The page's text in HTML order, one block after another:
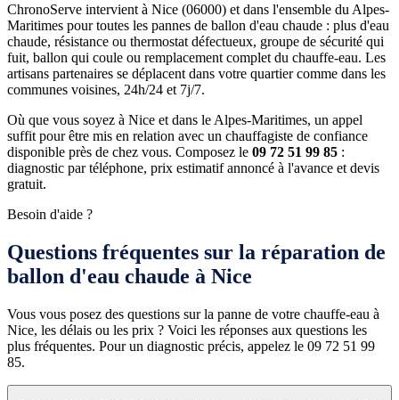
ChronoServe intervient à Nice (06000) et dans l'ensemble du Alpes-
Maritimes pour toutes les pannes de ballon d'eau chaude : plus d'eau
chaude, résistance ou thermostat défectueux, groupe de sécurité qui
fuit, ballon qui coule ou remplacement complet du chauffe-eau. Les
artisans partenaires se déplacent dans votre quartier comme dans les
communes voisines, 24h/24 et 7j/7.
Où que vous soyez à Nice et dans le Alpes-Maritimes, un appel
suffit pour être mis en relation avec un chauffagiste de confiance
disponible près de chez vous. Composez le 09 72 51 99 85 :
diagnostic par téléphone, prix estimatif annoncé à l'avance et devis
gratuit.
Besoin d'aide ?
Questions fréquentes sur la réparation de
ballon d'eau chaude à Nice
Vous vous posez des questions sur la panne de votre chauffe-eau à
Nice, les délais ou les prix ? Voici les réponses aux questions les
plus fréquentes. Pour un diagnostic précis, appelez le 09 72 51 99
85.